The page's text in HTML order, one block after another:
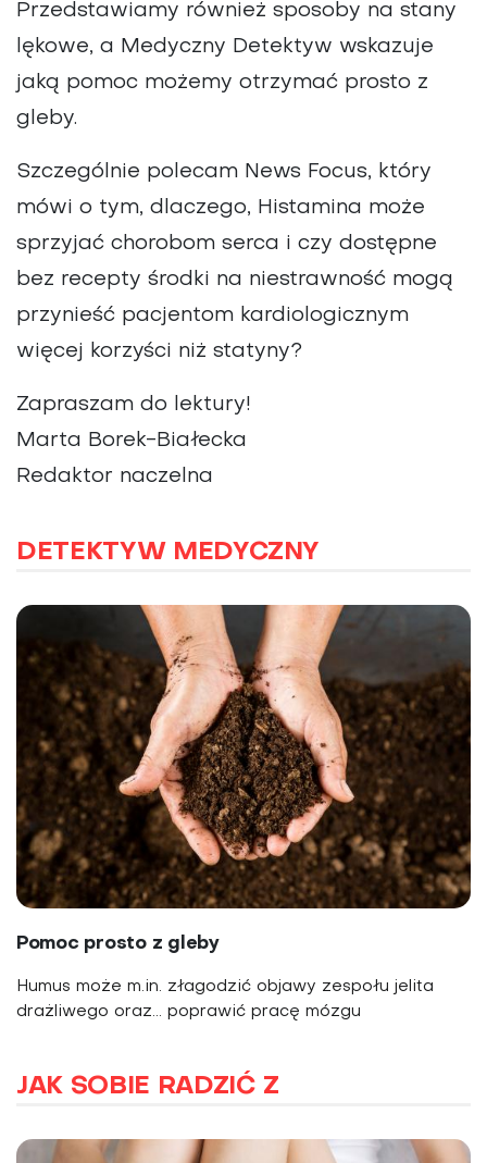
Przedstawiamy również sposoby na stany
lękowe, a Medyczny Detektyw wskazuje
jaką pomoc możemy otrzymać prosto z
gleby.
Szczególnie polecam News Focus, który
mówi o tym, dlaczego, Histamina może
sprzyjać chorobom serca i czy dostępne
bez recepty środki na niestrawność mogą
przynieść pacjentom kardiologicznym
więcej korzyści niż statyny?
Zapraszam do lektury!
Marta Borek-Białecka
Redaktor naczelna
DETEKTYW MEDYCZNY
Pomoc prosto z gleby
Humus może m.in. złagodzić objawy zespołu jelita
drażliwego oraz... poprawić pracę mózgu
JAK SOBIE RADZIĆ Z